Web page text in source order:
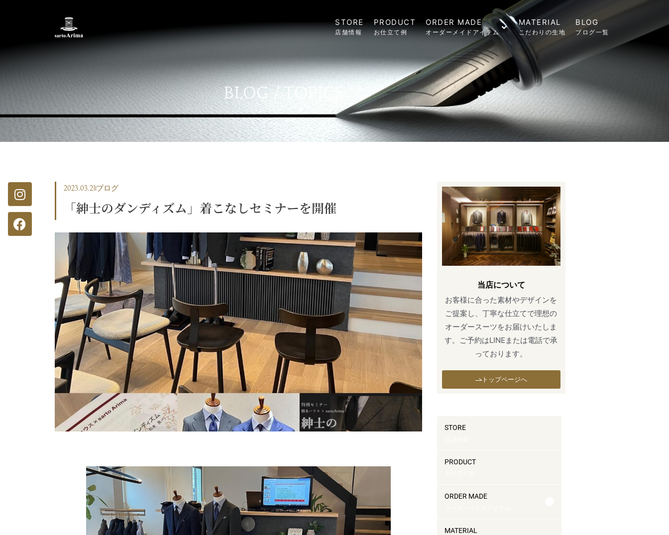
STORE
店舗情報
PRODUCT
お仕立て例
ORDER MADE
オーダーメイドアイテム
MATERIAL
こだわりの生地
BLOG
ブログ一覧
BLOG / TOPICS
2023.03.21ブログ
「紳士のダンディズム」着こなしセミナーを開催
当店について
お客様に合った素材やデザインを
ご提案し、丁寧な仕立てで理想の
オーダースーツをお届けいたしま
す。ご予約はLINEまたは電話で承
っております。
トップページへ
STORE
PRODUCT
ORDER MADE
MATERIAL